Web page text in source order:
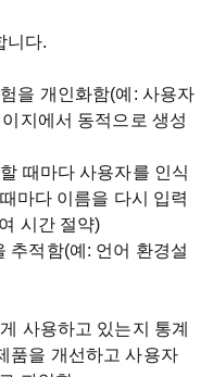
니다.
을 개인화함(예: 사용자
지에서 동적으로 생성
때마다 사용자를 인식
마다 이름을 다시 입력
시간 절약)
추적함(예: 언어 환경설
사용하고 있는지 통계
품을 개선하고 사용자